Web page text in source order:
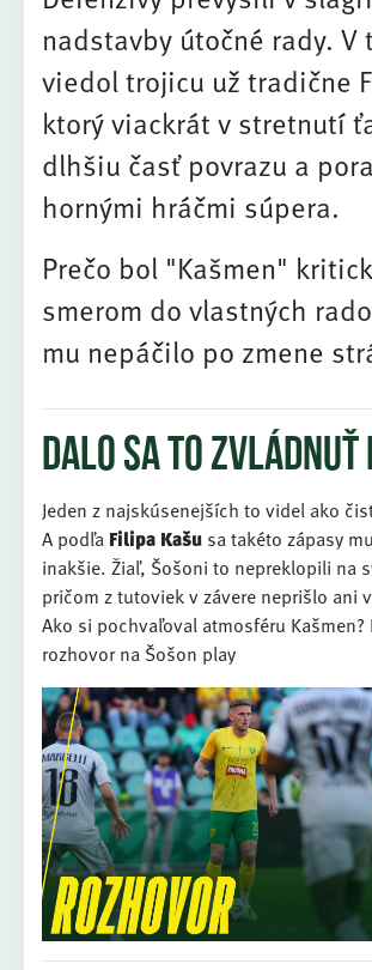
nadstavby útočné rady. V
viedol trojicu už tradične
ktorý viackrát v stretnutí
dlhšiu časť povrazu a
hornými hráčmi súpera.
Prečo bol "Kašmen"
smerom do vlastných
mu nepáčilo po zmene
Dalo sa to zvládnuť
Jeden z najskúsenejších to videl ako
A podľa Filipa Kašu sa takéto zápasy
inakšie. Žiaľ, Šošoni to nepreklopili na
pričom z tutoviek v závere neprišlo ani
Ako si pochvaľoval atmosféru Kašmen?
rozhovor na Šošon play